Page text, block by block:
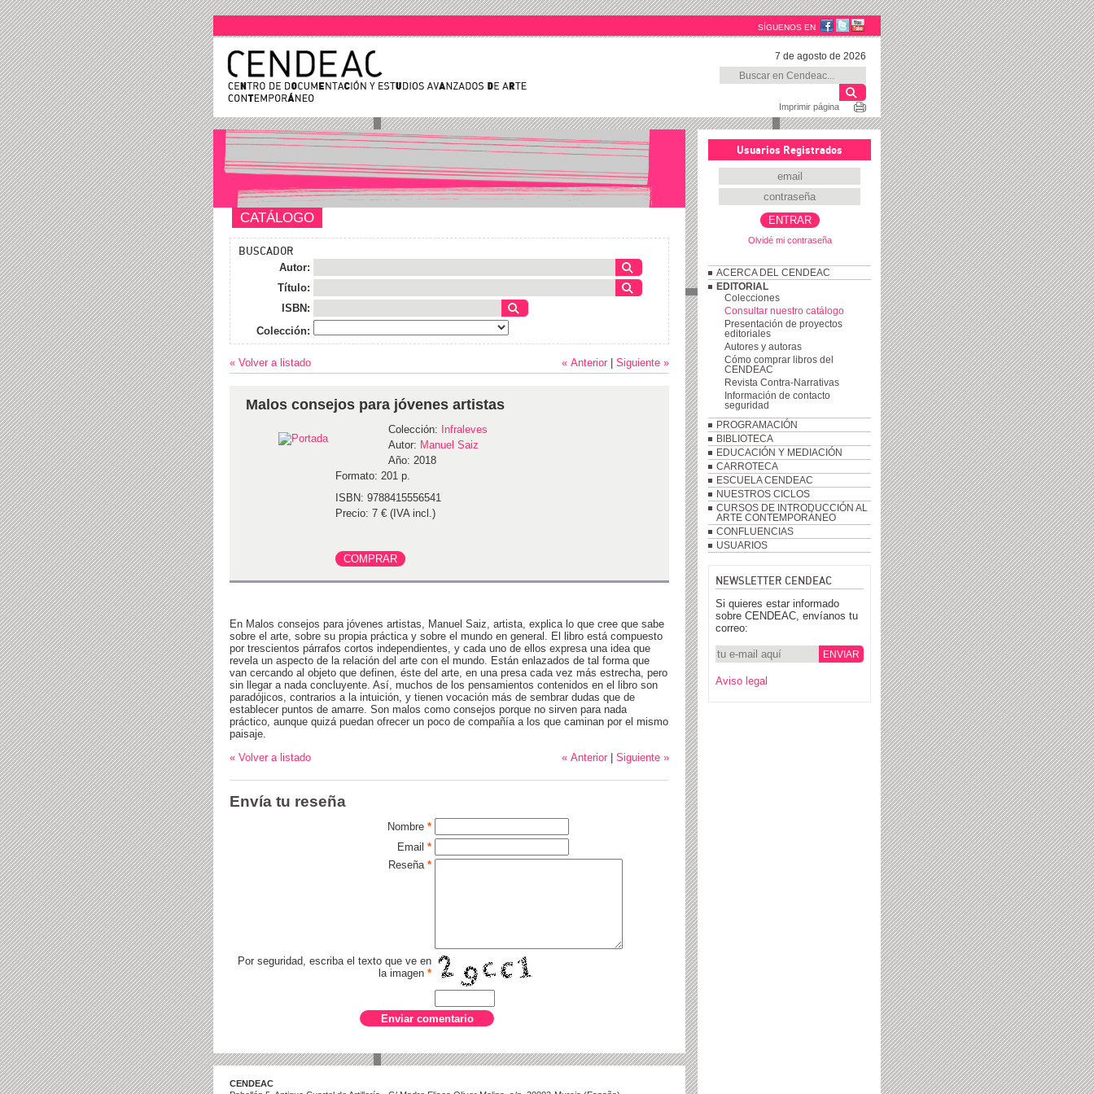
SÍGUENOS EN
7 de agosto de 2026
Imprimir página
Usuarios Registrados
Olvidé mi contraseña
ACERCA DEL CENDEAC
EDITORIAL
Colecciones
Consultar nuestro catálogo
Presentación de proyectos
editoriales
Autores y autoras
Cómo comprar libros del
CENDEAC
Revista Contra-Narrativas
Información de contacto
seguridad
PROGRAMACIÓN
BIBLIOTECA
EDUCACIÓN Y MEDIACIÓN
CARROTECA
ESCUELA CENDEAC
NUESTROS CICLOS
CURSOS DE INTRODUCCIÓN AL
ARTE CONTEMPORÁNEO
CONFLUENCIAS
USUARIOS
NEWSLETTER CENDEAC
Si quieres estar informado
sobre CENDEAC, envíanos tu
correo:
Aviso legal
CATÁLOGO
BUSCADOR
Autor:
Título:
ISBN:
Colección:
« Volver a listado Siguiente »
« Anterior
Malos consejos para jóvenes artistas
Colección: Infraleves
Autor: Manuel Saiz
Año: 2018
Formato: 201 p.
ISBN: 9788415556541
Precio: 7 € (IVA incl.)
En Malos consejos para jóvenes artistas, Manuel Saiz, artista, explica lo que cree que sabe
sobre el arte, sobre su propia práctica y sobre el mundo en general. El libro está compuesto
por trescientos párrafos cortos independientes, y cada uno de ellos expresa una idea que
revela un aspecto de la relación del arte con el mundo. Están enlazados de tal forma que
van cercando al objeto que definen, éste del arte, en una presa cada vez más estrecha, pero
sin llegar a nada concluyente. Así, muchos de los pensamientos contenidos en el libro son
paradójicos, contrarios a la intuición, y tienen vocación más de sembrar dudas que de
establecer puntos de amarre. Son malos como consejos porque no sirven para nada
práctico, aunque quizá puedan ofrecer un poco de compañía a los que caminan por el mismo
paisaje.
« Volver a listado
Siguiente »
« Anterior
Envía tu reseña
Nombre *
Email *
Reseña *
Por seguridad, escriba el texto que ve en
la imagen *
CENDEAC